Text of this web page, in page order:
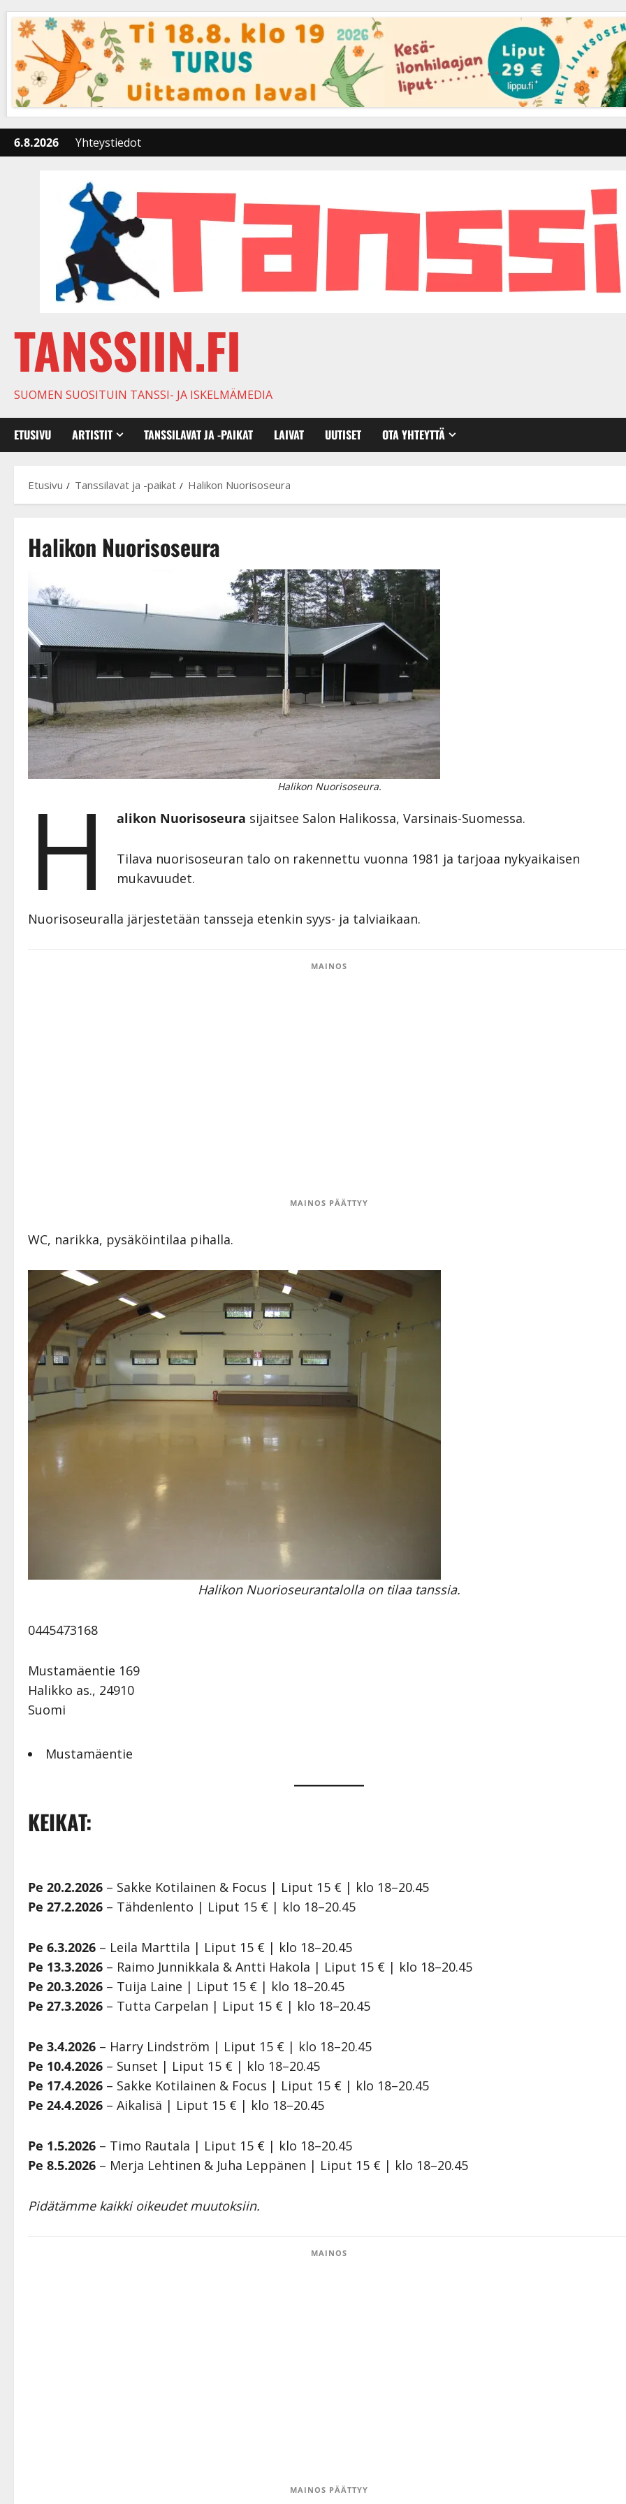
content
6.8.2026 Yhteystiedot
TANSSIIN.FI
SUOMEN SUOSITUIN TANSSI- JA ISKELMÄMEDIA
ETUSIVU ARTISTIT TANSSILAVAT JA -PAIKAT LAIVAT UUTISET OTA YHTEYTTÄ
Etusivu Tanssilavat ja -paikat Halikon Nuorisoseura
Halikon Nuorisoseura
Halikon Nuorisoseura.
H alikon Nuorisoseura sijaitsee Salon Halikossa, Varsinais-Suomessa.
Tilava nuorisoseuran talo on rakennettu vuonna 1981 ja tarjoaa nykyaikaisen
mukavuudet.
Nuorisoseuralla järjestetään tansseja etenkin syys- ja talviaikaan.
MAINOS
MAINOS PÄÄTTYY
WC, narikka, pysäköintilaa pihalla.
Halikon Nuorioseurantalolla on tilaa tanssia.
0445473168
Mustamäentie 169
Halikko as., 24910
Suomi
Mustamäentie
KEIKAT:
Pe 20.2.2026 – Sakke Kotilainen & Focus | Liput 15 € | klo 18–20.45
Pe 27.2.2026 – Tähdenlento | Liput 15 € | klo 18–20.45
Pe 6.3.2026 – Leila Marttila | Liput 15 € | klo 18–20.45
Pe 13.3.2026 – Raimo Junnikkala & Antti Hakola | Liput 15 € | klo 18–20.45
Pe 20.3.2026 – Tuija Laine | Liput 15 € | klo 18–20.45
Pe 27.3.2026 – Tutta Carpelan | Liput 15 € | klo 18–20.45
Pe 3.4.2026 – Harry Lindström | Liput 15 € | klo 18–20.45
Pe 10.4.2026 – Sunset | Liput 15 € | klo 18–20.45
Pe 17.4.2026 – Sakke Kotilainen & Focus | Liput 15 € | klo 18–20.45
Pe 24.4.2026 – Aikalisä | Liput 15 € | klo 18–20.45
Pe 1.5.2026 – Timo Rautala | Liput 15 € | klo 18–20.45
Pe 8.5.2026 – Merja Lehtinen & Juha Leppänen | Liput 15 € | klo 18–20.45
Pidätämme kaikki oikeudet muutoksiin.
MAINOS
MAINOS PÄÄTTYY